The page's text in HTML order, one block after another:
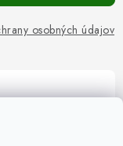
osobných údajov
pre vás!